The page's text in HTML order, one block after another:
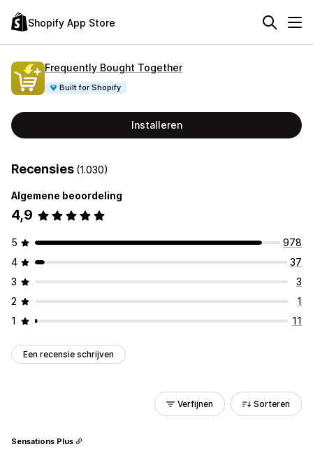
Shopify App Store
Frequently Bought Together
Built for Shopify
Installeren
Recensies (1.030)
Algemene beoordeling
4,9
5
978
4
37
3
3
2
1
1
11
Een recensie schrijven
Verfijnen Sorteren
Sensations Plus